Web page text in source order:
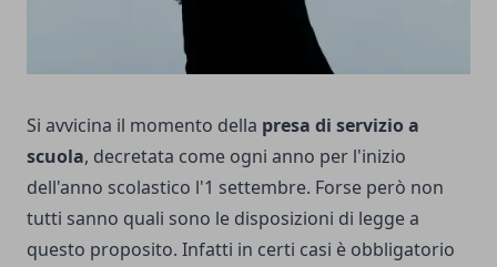
Si avvicina il momento della presa di servizio a
scuola, decretata come ogni anno per l'inizio
dell'anno scolastico l'1 settembre. Forse però non
tutti sanno quali sono le disposizioni di legge a
questo proposito. Infatti in certi casi è obbligatorio